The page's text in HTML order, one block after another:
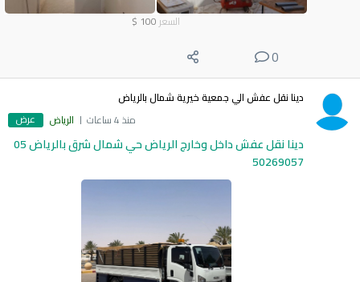
السعر 100
$
0
دينا نقل عفش الي جمعية خيرية شمال بالرياض
منذ 4 ساعات
الرياض عرض
دينا نقل عفش داخل وخارج الرياض حي شمال شرق بالرياض 05
50269057